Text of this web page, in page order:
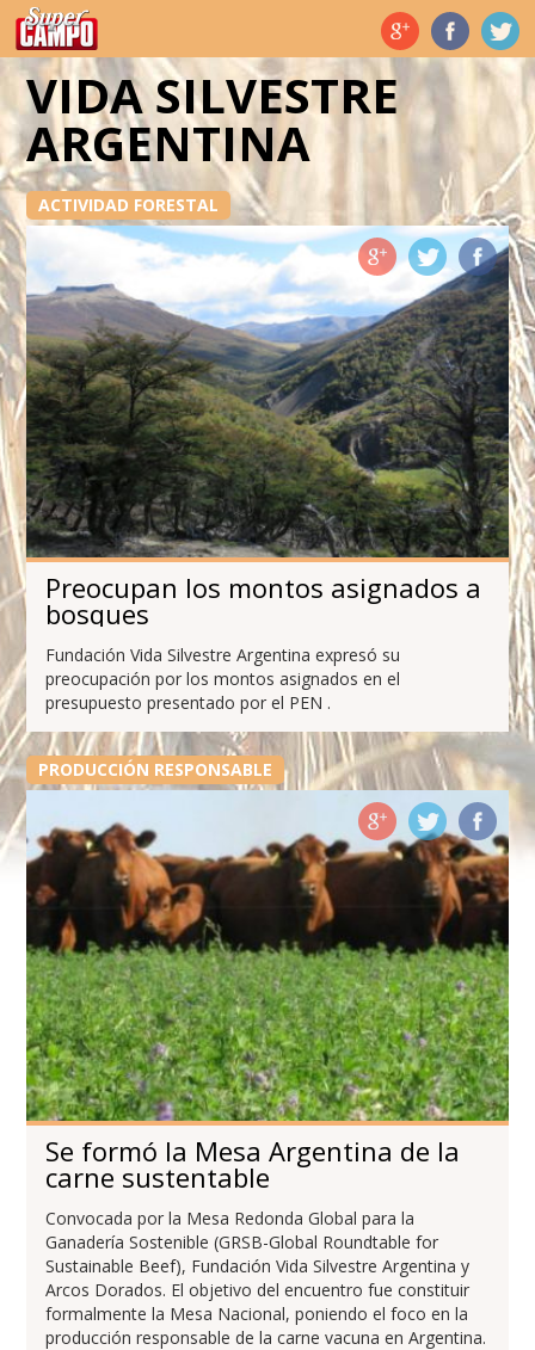
Temas de hoy
VIDA SILVESTRE
ARGENTINA
ACTIVIDAD FORESTAL
Preocupan los montos asignados a
bosques
Fundación Vida Silvestre Argentina expresó su
preocupación por los montos asignados en el
presupuesto presentado por el PEN .
PRODUCCIÓN RESPONSABLE
Se formó la Mesa Argentina de la
carne sustentable
Convocada por la Mesa Redonda Global para la
Ganadería Sostenible (GRSB-Global Roundtable for
Sustainable Beef), Fundación Vida Silvestre Argentina y
Arcos Dorados. El objetivo del encuentro fue constituir
formalmente la Mesa Nacional, poniendo el foco en la
producción responsable de la carne vacuna en Argentina.